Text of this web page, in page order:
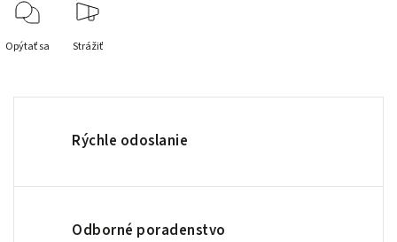
Opýtať sa Strážiť
Rýchle odoslanie
Odborné poradenstvo